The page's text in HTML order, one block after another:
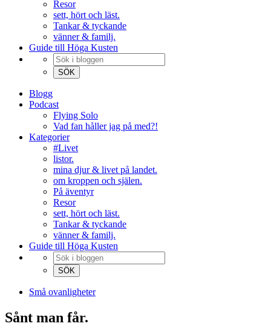
Resor
sett, hört och läst.
Tankar & tyckande
vänner & familj.
Guide till Höga Kusten
Blogg
Podcast
Flying Solo
Vad fan håller jag på med?!
Kategorier
#Livet
listor.
mina djur & livet på landet.
om kroppen och själen.
På äventyr
Resor
sett, hört och läst.
Tankar & tyckande
vänner & familj.
Guide till Höga Kusten
Små ovanligheter
Sånt man får.